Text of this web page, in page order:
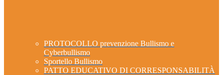
PROTOCOLLO prevenzione Bullismo e
Cyberbullismo
Sportello Bullismo
PATTO EDUCATIVO DI CORRESPONSABILITÀ